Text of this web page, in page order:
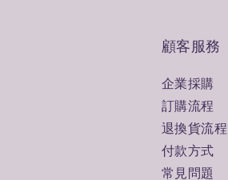
顧客服務
企業採購
訂購流程
退換貨流程
付款方式
常見問題